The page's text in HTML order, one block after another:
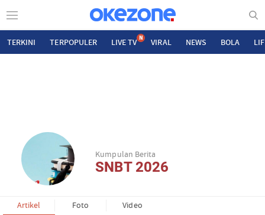
TERKINI TERPOPULER LIVE TV N VIRAL NEWS BOLA
Kumpulan Berita
SNBT 2026
Artikel Foto Video